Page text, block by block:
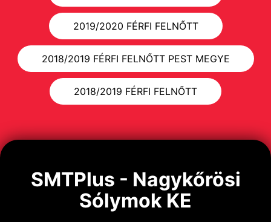
2019/2020 FÉRFI FELNŐTT
2018/2019 FÉRFI FELNŐTT PEST MEGYE
2018/2019 FÉRFI FELNŐTT
SMTPlus - Nagykőrösi
Sólymok KE